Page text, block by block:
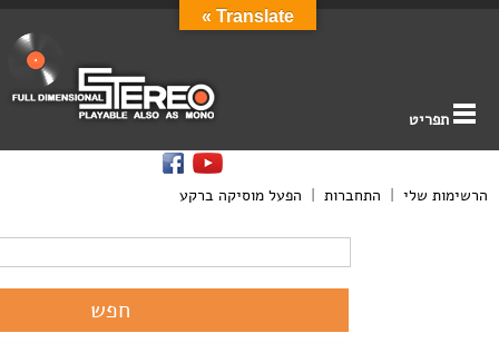
תפריט
הרשימות שלי | התחברות | הפעל מוסיקה ברקע
Translate »